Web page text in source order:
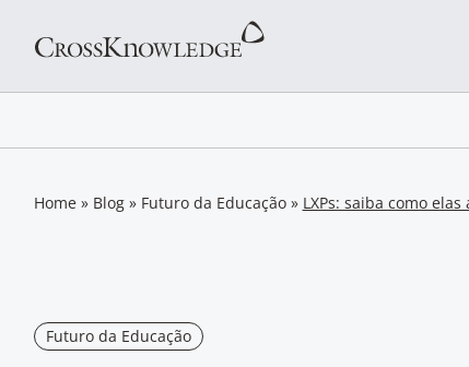
Home» Blog» Futuro da Educação» LXPs: saiba como
Futuro da Educação